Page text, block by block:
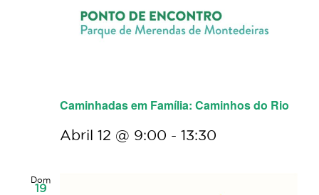
Caminhadas em Família: Caminhos do Rio
Abril 12 @ 9:00 - 13:30
Dom
19